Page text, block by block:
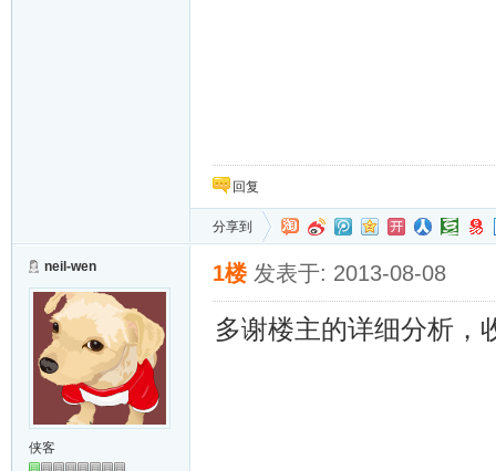
回复
分享到
neil-wen
侠客
1楼 发表于: 2013-08-08
多谢楼主的详细分析，